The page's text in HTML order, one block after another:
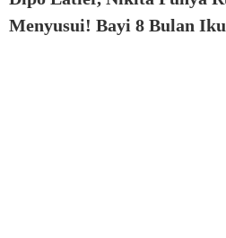
Menyusui! Bayi 8 Bulan